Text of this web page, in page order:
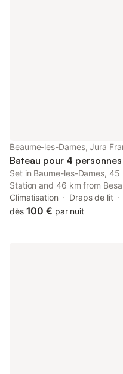
Beaume-les-Dames, Jura
Bateau pour 4 personnes
Set in Baume-les-Dames,
Station and 46 km from
Bateau Le Chassane offers
Climatisation Draps de lit
dès 100 € par nuit